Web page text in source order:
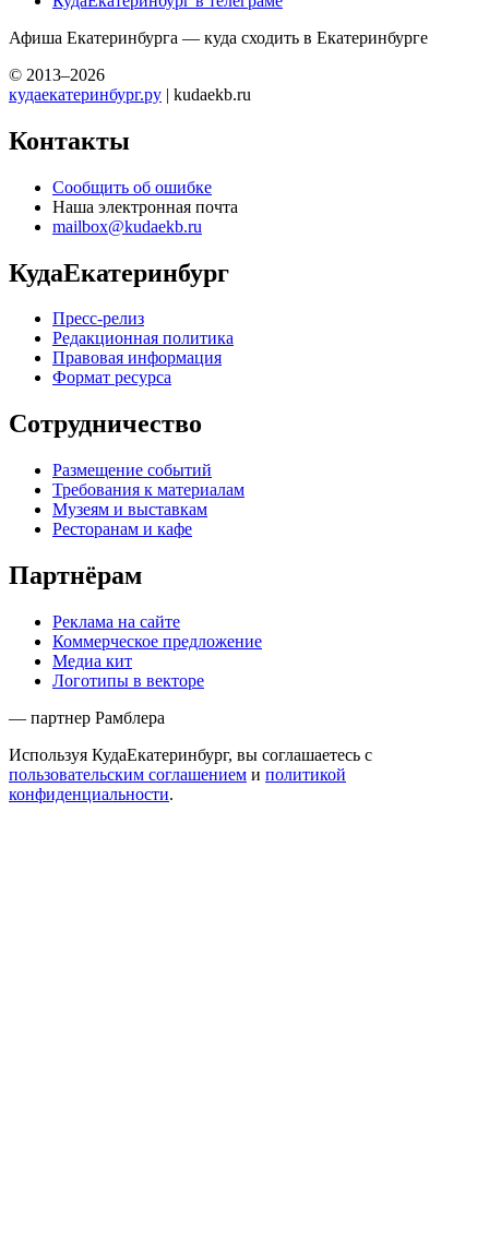
Афиша Екатеринбурга — куда сходить в Екатеринбурге
© 2013–2026
кудаекатеринбург.ру | kudaekb.ru
Контакты
Сообщить об ошибке
Наша электронная почта
mailbox@kudaekb.ru
КудаЕкатеринбург
Пресс-релиз
Редакционная политика
Правовая информация
Формат ресурса
Сотрудничество
Размещение событий
Требования к материалам
Музеям и выставкам
Ресторанам и кафе
Партнёрам
Реклама на сайте
Коммерческое предложение
Медиа кит
Логотипы в векторе
— партнер Рамблера
Используя КудаЕкатеринбург, вы соглашаетесь с
пользовательским соглашением и политикой
конфиденциальности.